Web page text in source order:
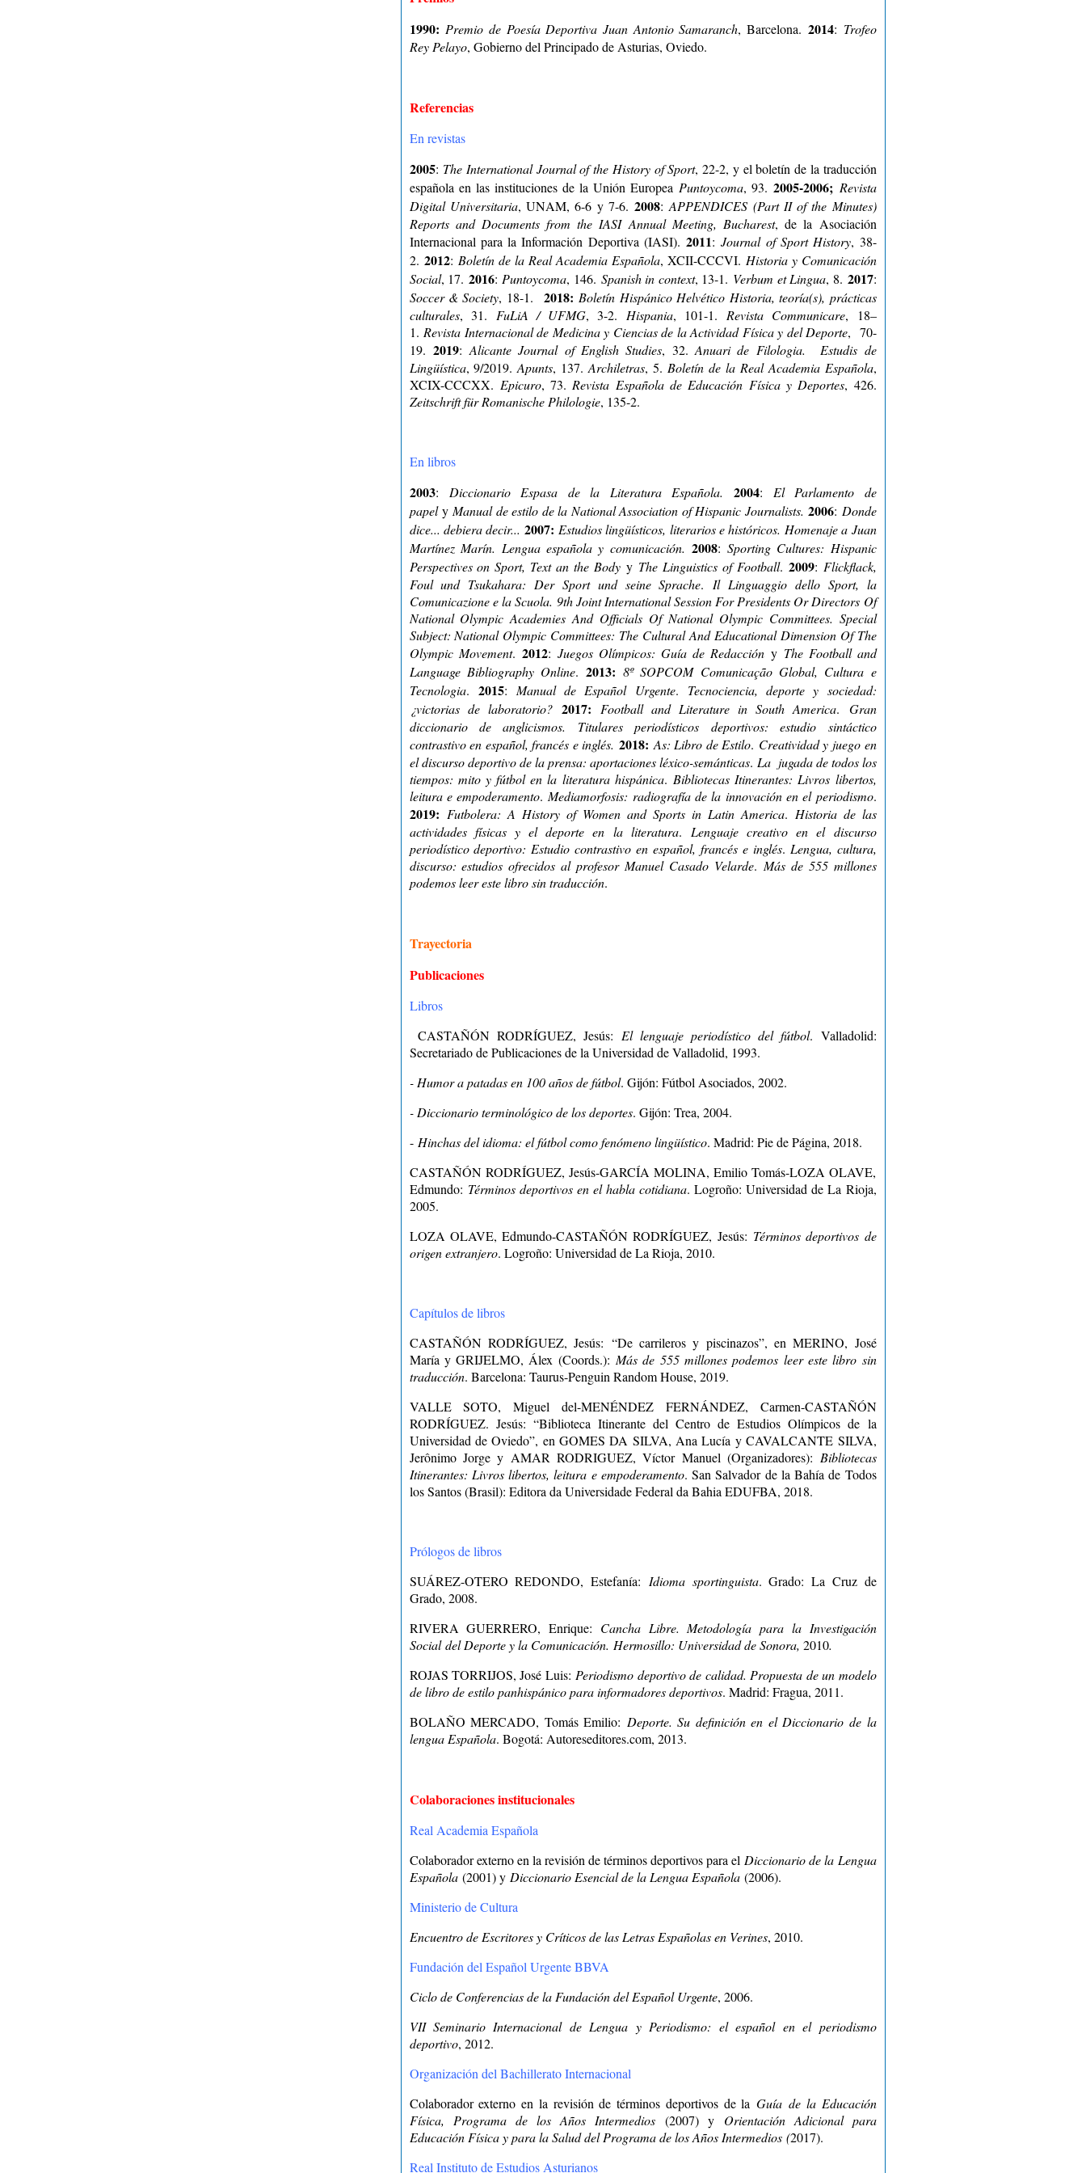
1990: Premio de Poesía Deportiva Juan Antonio Samaranch, Barcelona. 2014: Trofeo
Rey Pelayo, Gobierno del Principado de Asturias, Oviedo.
Referencias
En revistas
2005: The International Journal of the History of Sport, 22-2, y el boletín de la traducción
española en las instituciones de la Unión Europea Puntoycoma, 93.2005-2006; Revista
Digital Universitaria, UNAM, 6-6 y 7-6. 2008: APPENDICES (Part II of the Minutes)
Reports and Documents from the IASI Annual Meeting, Bucharest, de la Asociación
Internacional para la Información Deportiva (IASI).2011:Journal of Sport History, 38-
2. 2012: Boletín de la Real Academia Española, XCII-CCCVI. Historia y Comunicación
Social, 17. 2016: Puntoycoma, 146. Spanish in context, 13-1. Verbum et Lingua, 8. 2017:
Soccer & Society, 18-1. 2018: Boletín Hispánico Helvético Historia, teoría(s), prácticas
culturales, 31. FuLiA / UFMG, 3-2. Hispania, 101-1. Revista Communicare, 18–
1. Revista Internacional de Medicina y Ciencias de la Actividad Física y del Deporte, 70-
19. 2019:Alicante Journal of English Studies, 32. Anuari de Filologia.
Estudis de
Lingüística, 9/2019.Apunts, 137.Archiletras, 5. Boletín de la Real Academia Española,
XCIX-CCCXX. Epicuro, 73. Revista Española de Educación Física y Deportes, 426.
Zeitschrift für Romanische Philologie, 135-2.
En libros
2003: Diccionario Espasa de la Literatura Española.2004: El Parlamento de
papely Manual de estilo de la National Association of Hispanic Journalists. 2006: Donde
dice... debiera decir... 2007: Estudios lingüísticos, literarios e históricos. Homenaje a Juan
Martínez Marín. Lengua española y comunicación. 2008:Sporting Cultures: Hispanic
Perspectives on Sport, Text an the Body y The Linguistics of Football. 2009: Flickflack,
Foul und Tsukahara: Der Sport und seine Sprache. Il Linguaggio dello Sport, la
Comunicazione e la Scuola. 9th Joint International Session For Presidents Or Directors Of
National Olympic Academies And Officials Of National Olympic Committees. Special
Subject: National Olympic Committees: The Cultural And Educational Dimension Of The
Olympic Movement. 2012: Juegos Olímpicos: Guía de Redacción y The Football and
Language Bibliography Online. 2013: 8º SOPCOM Comunicação Global, Cultura e
Tecnologia. 2015: Manual de Español Urgente. Tecnociencia, deporte y sociedad:
¿victorias de laboratorio? 2017: Football and Literature in South America. Gran
diccionario de anglicismos. Titulares periodísticos deportivos: estudio sintáctico
contrastivo en español, francés e inglés. 2018: As: Libro de Estilo. Creatividad y juego en
el discurso deportivo de la prensa: aportaciones léxico-semánticas. La jugada de todos los
tiempos: mito y fútbol en la literatura hispánica. Bibliotecas Itinerantes: Livros libertos,
leitura e empoderamento. Mediamorfosis: radiografía de la innovación en el periodismo.
2019: Futbolera: A History of Women and Sports in Latin America. Historia de las
actividades físicas y el deporte en la literatura. Lenguaje creativo en el discurso
periodístico deportivo: Estudio contrastivo en español, francés e inglés. Lengua, cultura,
discurso: estudios ofrecidos al profesor Manuel Casado Velarde. Más de 555 millones
podemos leer este libro sin traducción.
Trayectoria
Publicaciones
Libros
CASTAÑÓN RODRÍGUEZ, Jesús: El lenguaje periodístico del fútbol. Valladolid:
Secretariado de Publicaciones de la Universidad de Valladolid, 1993.
- Humor a patadas en 100 años de fútbol. Gijón: Fútbol Asociados, 2002.
- Diccionario terminológico de los deportes. Gijón: Trea, 2004.
- Hinchas del idioma: el fútbol como fenómeno lingüístico. Madrid: Pie de Página, 2018.
CASTAÑÓN RODRÍGUEZ, Jesús-GARCÍA MOLINA, Emilio Tomás-LOZA OLAVE,
Edmundo: Términos deportivos en el habla cotidiana. Logroño: Universidad de La Rioja,
2005.
LOZA OLAVE, Edmundo-CASTAÑÓN RODRÍGUEZ, Jesús: Términos deportivos de
origen extranjero. Logroño: Universidad de La Rioja, 2010.
Capítulos de libros
CASTAÑÓN RODRÍGUEZ, Jesús: “De carrileros y piscinazos”, en MERINO, José
María y GRIJELMO, Álex (Coords.): Más de 555 millones podemos leer este libro sin
traducción. Barcelona: Taurus-Penguin Random House, 2019.
VALLE SOTO, Miguel del-MENÉNDEZ FERNÁNDEZ, Carmen-CASTAÑÓN
RODRÍGUEZ. Jesús: “Biblioteca Itinerante del Centro de Estudios Olímpicos de la
Universidad de Oviedo”, en GOMES DA SILVA, Ana Lucía y CAVALCANTE SILVA,
Jerônimo Jorge y AMAR RODRIGUEZ, Víctor Manuel (Organizadores): Bibliotecas
Itinerantes: Livros libertos, leitura e empoderamento. San Salvador de la Bahía de Todos
los Santos (Brasil): Editora da Universidade Federal da Bahia EDUFBA, 2018.
Prólogos de libros
SUÁREZ-OTERO REDONDO, Estefanía: Idioma sportinguista. Grado: La Cruz de
Grado, 2008.
RIVERA GUERRERO, Enrique: Cancha Libre. Metodología para la Investigación
Socialdel Deporte y la Comunicación. Hermosillo: Universidad de Sonora, 2010.
ROJAS TORRIJOS, José Luis: Periodismo deportivo de calidad. Propuesta de un modelo
de libro de estilo panhispánico para informadores deportivos. Madrid: Fragua, 2011.
BOLAÑO MERCADO, Tomás Emilio: Deporte. Su definición en el Diccionario de la
lengua Española. Bogotá: Autoreseditores.com, 2013.
Colaboraciones institucionales
Real Academia Española
Colaborador externo en la revisión de términos deportivos para el Diccionario de la Lengua
Española(2001) y Diccionario Esencial de la Lengua Española(2006).
Ministerio de Cultura
Encuentro de Escritores y Críticos de las Letras Españolas en Verines, 2010.
Fundación del Español Urgente BBVA
Ciclo de Conferencias de la Fundación del Español Urgente, 2006.
VII Seminario Internacional de Lengua y Periodismo: el español en el periodismo
deportivo, 2012.
Organización del Bachillerato Internacional
Colaborador externo en la revisión de términos deportivos de laGuía de la Educación
Física, Programa de los Años Intermedios(2007) y Orientación Adicional para
Educación Física y para la Salud del Programa de los Años Intermedios(2017).
Real Instituto de Estudios Asturianos